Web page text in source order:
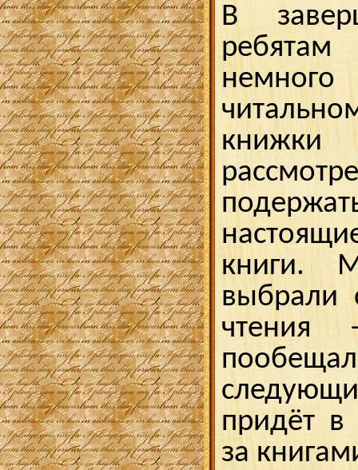
В
книжки
книги.
выбрали
чтения
придёт в
за